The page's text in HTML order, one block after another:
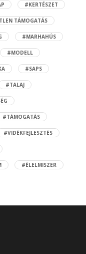
#KERTÉSZET
TÁMOGATÁS
#MARHAHÚS
#MODELL
#SAPS
#TALAJ
#TÁMOGATÁS
#VIDÉKFEJLESZTÉS
#ÉLELMISZER